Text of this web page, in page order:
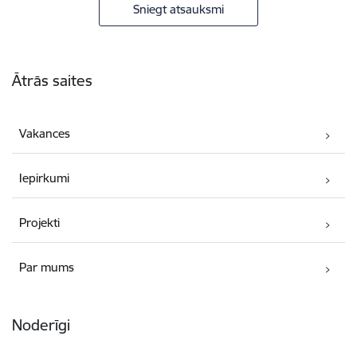
Sniegt atsauksmi
Ātrās saites
Vakances
Iepirkumi
Projekti
Par mums
Noderīgi